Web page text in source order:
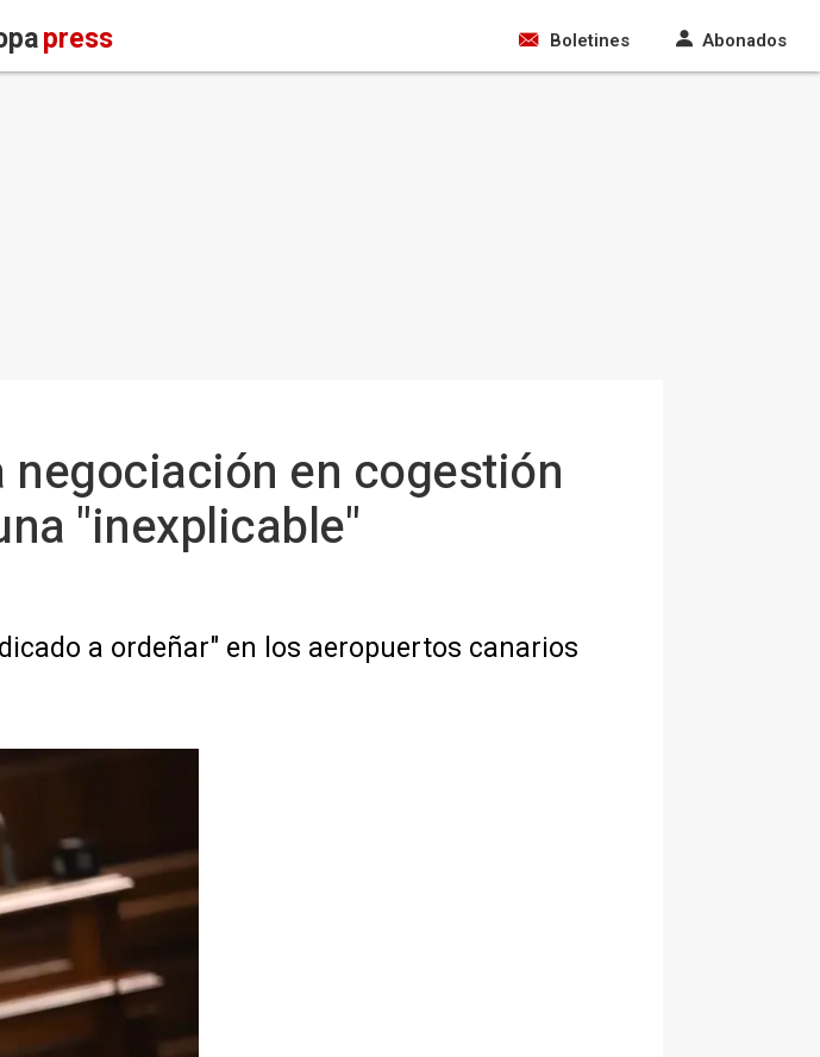
press Boletines Abonados
negociación en cogestión
"inexplicable"
a ordeñar" en los aeropuertos canarios